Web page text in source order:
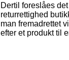
Dertil foreslåes
returrettighed
man fremadrettet
efter et produkt til